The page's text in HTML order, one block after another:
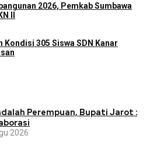
2026, Pemkab Sumbawa
II
305 Siswa SDN Kanar
Perempuan, Bupati Jarot :
2026